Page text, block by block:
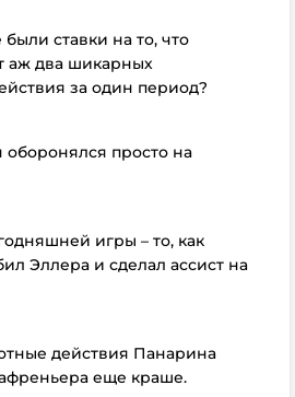
ставки на то, что
аж два шикарных
за один период?
просто на
игры – то, как
Эллера и сделал ассист на
действия Панарина
еще краше.